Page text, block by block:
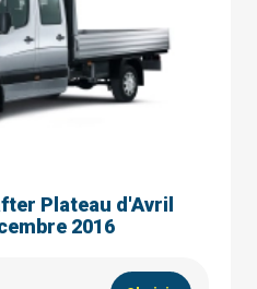
Plateau d'Avril
2016